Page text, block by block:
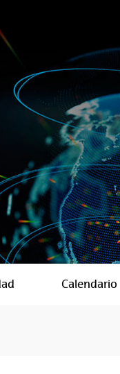
Calendario